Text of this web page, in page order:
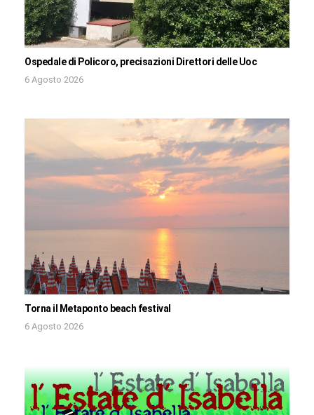
Ospedale di Policoro, precisazioni Direttori delle Uoc
6 Agosto 2026
Torna il Metaponto beach festival
6 Agosto 2026